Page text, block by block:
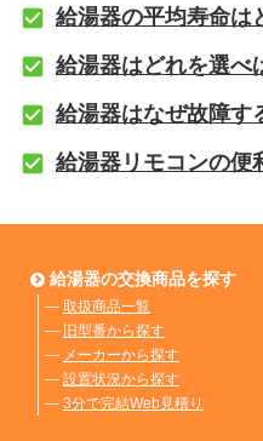
給湯器の平均寿命は
給湯器はどれを選べ
給湯器はなぜ故障す
給湯器リモコンの便
給湯器の交換商品を探す
― 取扱商品一覧
― 旧型番から探す
― メーカーから探す
― 設置状況から探す
― 3分で完結Web見積り